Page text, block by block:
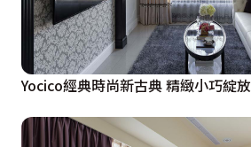
Yocico經典時尚新古典 精緻小巧綻放